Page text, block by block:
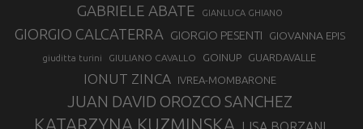
GABRIELE ABATE GIANLUCA GHIANO
GIORGIO CALCATERRA GIORGIO PESENTI GIOVANNA EPIS
giuditta turini GIULIANO CAVALLO GOINUP GUARDAVALLE
IONUT ZINCA IVREA-MOMBARONE
JUAN DAVID OROZCO SANCHEZ
KATARZYNA KUZMINSKA